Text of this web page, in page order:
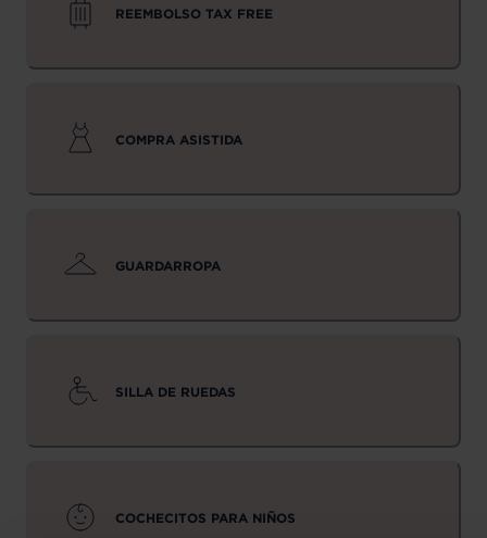
REEMBOLSO TAX FREE
COMPRA ASISTIDA
GUARDARROPA
SILLA DE RUEDAS
COCHECITOS PARA NIÑOS